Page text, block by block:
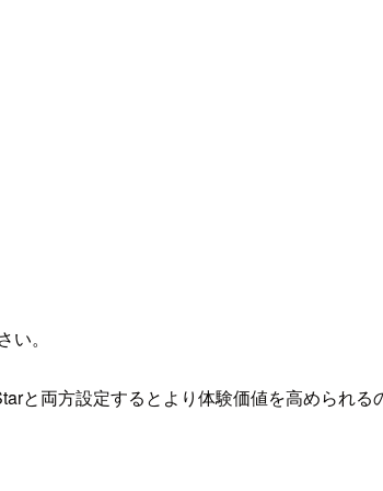
い。
と両方設定するとより体験価値を高められる